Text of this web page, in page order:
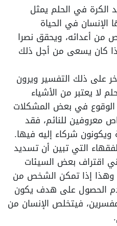
الكرة في الحلم يمثل
الإنسان في الحياة
من أعدائه، ويحقق نصرا
كان يسعى من أجل ذلك
على ذلك التفسير ويرون
لا يعتبر من الأشياء
الوقوع في بعض المشكلات
معروفين للنائم، فقد
شركاء إليه فيها.
التي تبين أن تسديد
اقتراف بعض السيئات
وهذا إذا تمكن الشخص من
الحصول على هدف يكون
فيتخلص الإنسان من